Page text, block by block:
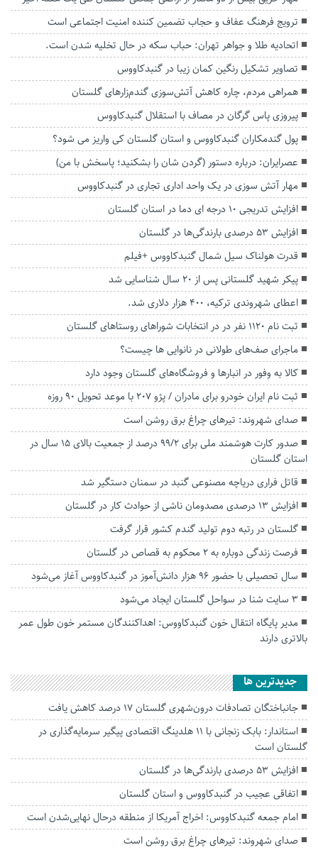
ترویج فرهنگ عفاف و حجاب تضمین کننده امنیت اجتماعی است
اتحادیه طلا و جواهر تهران: حباب سکه در حال تخلیه شدن است.
تصاویر تشکیل رنگین کمان زیبا در‌ گنبدکاووس
همراهی مردم، چاره کاهش آتش‌سوزی گندم‌زارهای گلستان
پیروزی پاس گرگان در مصاف با استقلال گنبدکاووس
پول گندمکاران گنبدکاووس و استان گلستان کی واریز می شود؟
عصرایران: درباره دستور (گردن شان را بشکنید؛ پاسخش با من)
مهار آتش سوزی در یک واحد اداری تجاری در گنبدکاووس
افزایش تدریجی ۱۰ درجه ای دما در استان گلستان
افزایش ۵۳ درصدی بارندگی‌ها در گلستان
قدرت هولناک سیل شمال گنبدکاووس +فیلم
پیکر شهید گلستانی پس از ۲۰ سال شناسایی شد
اعطای شهروندی ترکیه، 400 هزار دلاری شد.
ثبت نام ۱۱۲۰ نفر در در انتخابات شورا‌های روستا‌های گلستان
ماجرای صف‌های طولانی در نانوایی ها چیست؟
کالا به وفور در انبار‌ها و فروشگاه‌های گلستان وجود دارد
ثبت نام ایران خودرو برای مادران / پژو ۲۰۷ با موعد تحویل ۹۰ روزه
صدای شهروند: تیرهای چراغ برق روشن است
صدور کارت هوشمند ملی برای ۹۹/2 درصد از جمعیت بالای ۱۵ سال در
استان گلستان
قاتل فراری دریاچه مصنوعی گنبد در سمنان دستگیر شد
افزایش ۱۳ درصدی مصدومان ناشی از حوادث کار در گلستان
گلستان در رتبه دوم تولید گندم کشور قرار گرفت
فرصت زندگی دوباره به ۲ محکوم به قصاص در گلستان
سال تحصیلی با حضور ۹۶ هزار دانش‌آموز در گنبدکاووس آغاز می‌شود
۳ سایت شنا در سواحل گلستان ایجاد می‌شود
مدیر پایگاه انتقال خون گنبدکاووس: اهداکنندگان مستمر خون طول عمر
بالاتری دارند
جديدترين ها
جانباختگان تصادفات درون‌شهری گلستان ۱۷ درصد کاهش یافت
استاندار: بابک زنجانی با ۱۱ هلدینگ اقتصادی پیگیر سرمایه‌گذاری در
گلستان است
افزایش ۵۳ درصدی بارندگی‌ها در گلستان
اتفاقی عجیب در‌ گنبدکاووس و استان گلستان
امام جمعه گنبدکاووس: اخراج آمریکا از منطقه درحال نهایی‌شدن است
صدای شهروند: تیرهای چراغ برق روشن است